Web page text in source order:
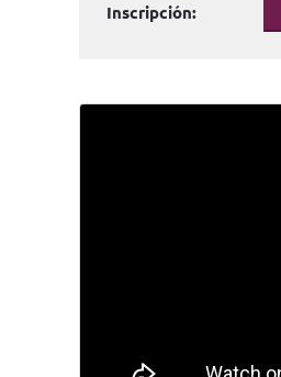
Inscripción: